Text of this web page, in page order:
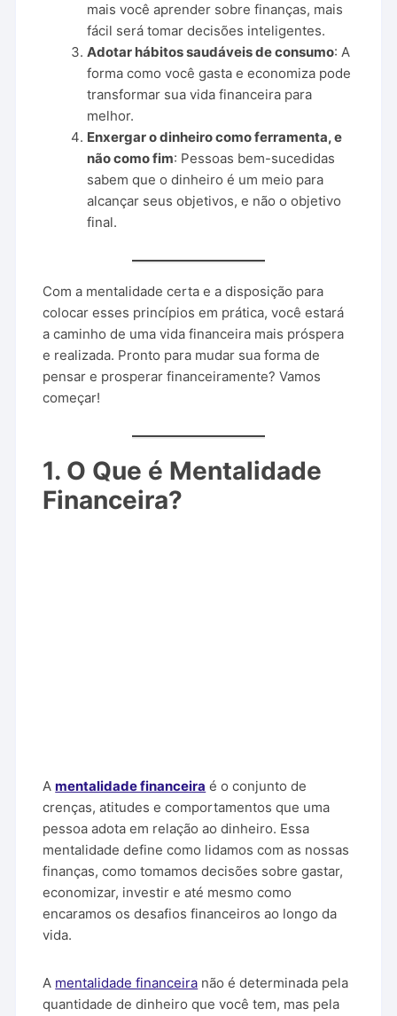
mais você aprender sobre finanças, mais
fácil será tomar decisões inteligentes.
Adotar hábitos saudáveis de consumo: A
forma como você gasta e economiza pode
transformar sua vida financeira para
melhor.
Enxergar o dinheiro como ferramenta, e
não como fim: Pessoas bem-sucedidas
sabem que o dinheiro é um meio para
alcançar seus objetivos, e não o objetivo
final.
Com a mentalidade certa e a disposição para
colocar esses princípios em prática, você estará
a caminho de uma vida financeira mais próspera
e realizada. Pronto para mudar sua forma de
pensar e prosperar financeiramente? Vamos
começar!
1. O Que é Mentalidade
Financeira?
Amentalidade financeira é o conjunto de
crenças, atitudes e comportamentos que uma
pessoa adota em relação ao dinheiro. Essa
mentalidade define como lidamos com as nossas
finanças, como tomamos decisões sobre gastar,
economizar, investir e até mesmo como
encaramos os desafios financeiros ao longo da
vida.
A mentalidade financeira não é determinada pela
quantidade de dinheiro que você tem, mas pela